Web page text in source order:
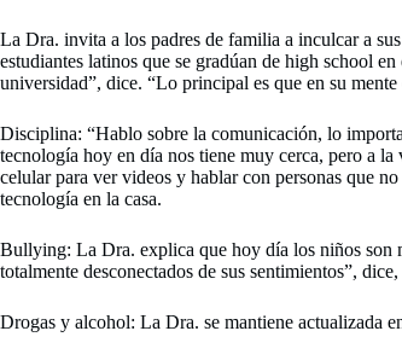
La Dra. invita a los padres de familia a inculcar a
estudiantes latinos que se gradúan de high school
universidad”, dice. “Lo principal es que en su
Disciplina: “Hablo sobre la comunicación, lo
tecnología hoy en día nos tiene muy cerca, pero a
celular para ver videos y hablar con personas que
tecnología en la casa.
Bullying: La Dra. explica que hoy día los niños son
totalmente desconectados de sus sentimientos”,
Drogas y alcohol: La Dra. se mantiene actualizada